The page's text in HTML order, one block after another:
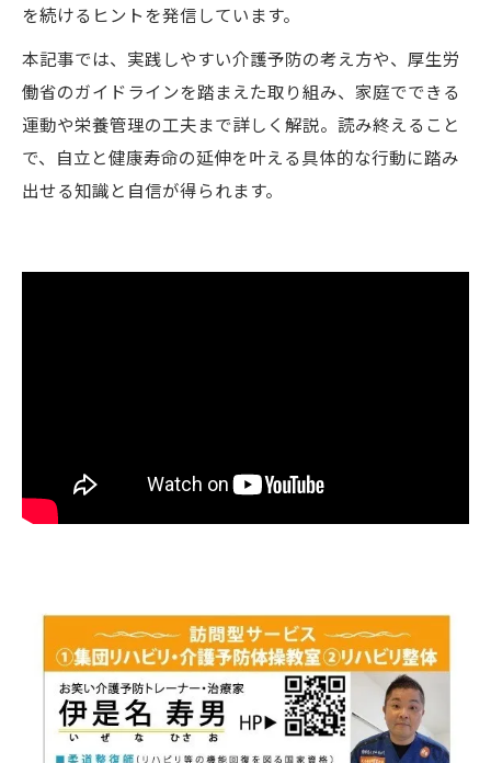
を続けるヒントを発信しています。
本記事では、実践しやすい介護予防の考え方や、厚生労
働省のガイドラインを踏まえた取り組み、家庭でできる
運動や栄養管理の工夫まで詳しく解説。読み終えること
で、自立と健康寿命の延伸を叶える具体的な行動に踏み
出せる知識と自信が得られます。